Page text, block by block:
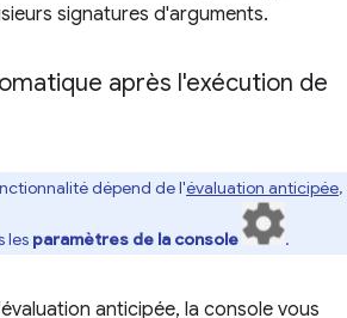
signatures d'arguments.
après l'exécution de
dépend de l'évaluation anticipée,
les paramètres de la console .
anticipée, la console vous